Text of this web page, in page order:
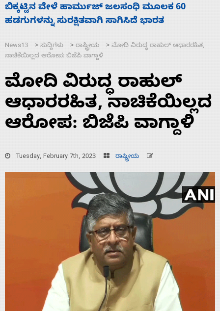
ನಾಗೇಂದ್ರ ರಾಜೀನಾಮೆ ಕೊಡದಿದ್ದರೆ ಸದನ
ಬಿಡೆವು: ಛಲವಾದಿ ನಾರಾಯಣಸ್ವಾಮಿ
News13 > ಸುದ್ದಿಗಳು > ರಾಷ್ಟ್ರೀಯ > ಮೋದಿ ವಿರುದ್ಧ ರಾಹುಲ್‌ ಆಧಾರರಹಿತ,
ನಾಚಿಕೆಯಿಲ್ಲದ ಆರೋಪ: ಬಿಜೆಪಿ ವಾಗ್ದಾಳಿ
ಮೋದಿ ವಿರುದ್ಧ ರಾಹುಲ್‌
ಆಧಾರರಹಿತ, ನಾಚಿಕೆಯಿಲ್ಲದ
ಆರೋಪ: ಬಿಜೆಪಿ ವಾಗ್ದಾಳಿ
Tuesday, February 7th, 2023 ರಾಷ್ಟ್ರೀಯ